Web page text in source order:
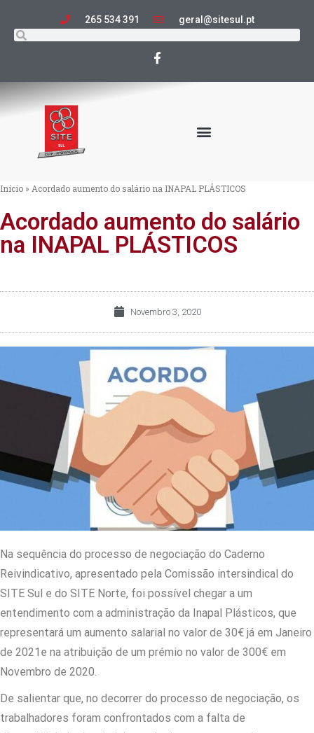
265 534 391 geral@sitesul.pt
Início » Acordado aumento do salário na INAPAL PLÁSTICOS
Acordado aumento do salário
na INAPAL PLÁSTICOS
Novembro 3, 2020
Na sequência do processo de negociação do Caderno
Reivindicativo, apresentado pela Comissão intersindical do
SITE Sul e do SITE Norte, foi possível chegar a um
entendimento com a administração da Inapal Plásticos, que
representará um aumento salarial no valor de 30€ já em Janeiro
de 2021e na atribuição de um prémio no valor de 300€ em
Novembro de 2020.
De salientar que, no decorrer do processo de negociação, os
trabalhadores foram confrontados com a falta de